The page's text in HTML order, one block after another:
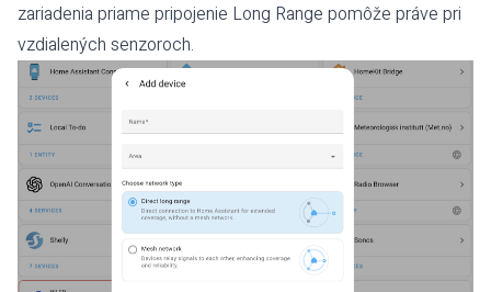
zariadenia priame pripojenie Long Range pomôže práve pri
vzdialených senzoroch.